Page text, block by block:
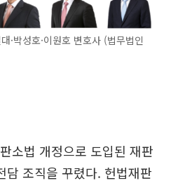
·박성호·이원호 변호사 (법무법인
소법 개정으로 도입된 재판
담 조직을 꾸렸다. 헌법재판